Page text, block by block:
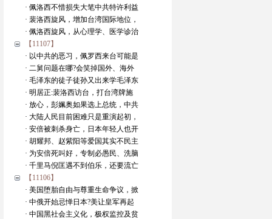
· 佩洛西不惜损失大笔中共特许利益
· 裴洛西旋风，增加台湾国际地位，
· 佩洛西旋风，从心理学、医学诊治
【11107】
· 以中共的恶习，佩罗西来台可能是
· 二舅问题在哪?会笑掉国外、海外
· 毛泽东的徒子徒孙又出来学毛泽东
· 明居正:裴洛西访台，打台湾牌施
· 放心，彭姵奥如果选上总统，中共
· 大陆人民目前困难只是重演起初，
· 安倍被刺杀身亡，日本年轻人也开
· 胡耀邦、赵紫阳等爱国其实不民主
· 为安倍死叫好，专制必愚民、洗脑
· 千里马倪匡遇不到伯乐，还要流亡
【11106】
· 美国堕胎自由与尊重生命争议，掀
· 中俄开始忌惮日本?美让皇军再起
· 中国黑社会主义化，极权监控及贫